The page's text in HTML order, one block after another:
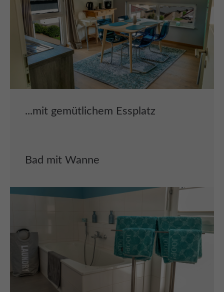
...mit gemütlichem Essplatz
Bad mit Wanne